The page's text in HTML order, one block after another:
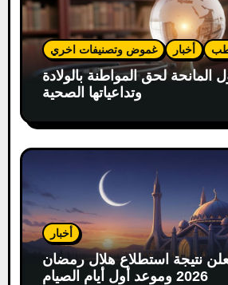
غموض وتصنيفات اخري أخبار
المانحة لحق المواطنة بالولادة
وتداعياتها الصحية
أخبار
تعلن نتيجة استطلاع هلال رمضان
2026 وموعد أول أيام الصيام